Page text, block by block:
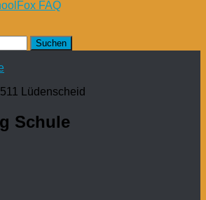
FAQ
Lüdenscheid
Schule